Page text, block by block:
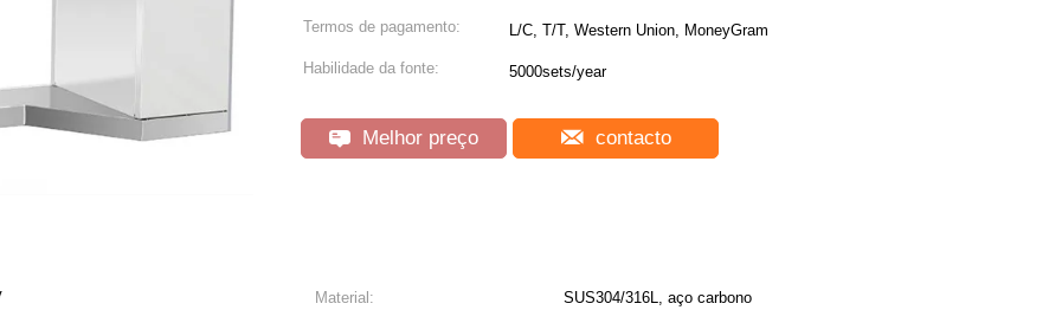
Termos de pagamento: L/C, T/T, Western Union, MoneyGram
Habilidade da fonte: 5000sets/year
Melhor preço contacto
Material:
SUS304/316L, aço carbono